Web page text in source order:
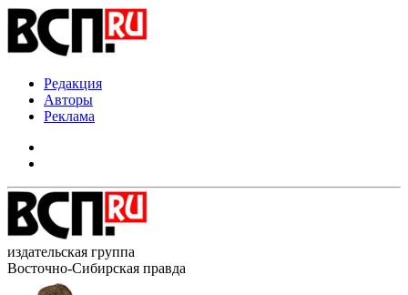
Редакция
Авторы
Реклама
издательская группа
Восточно-Сибирская правда